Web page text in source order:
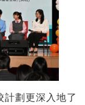
劃更深入地了